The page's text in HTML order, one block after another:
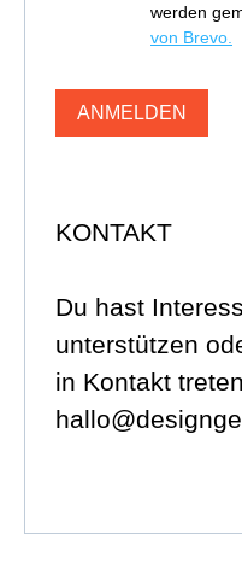
werden
von Brevo.
ANMELDEN
KONTAKT
Du hast
unterstützen
in Kontakt